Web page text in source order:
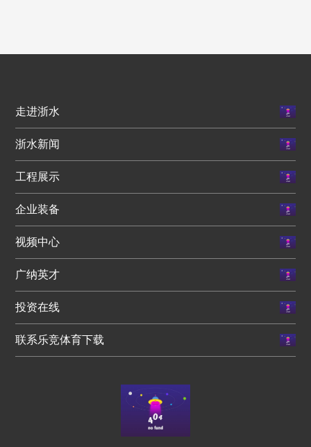
走进浙水
浙水新闻
工程展示
企业装备
视频中心
广纳英才
投资在线
联系乐竞体育下载